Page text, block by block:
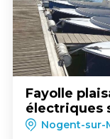
Fayolle
électriques
Nogent-sur-